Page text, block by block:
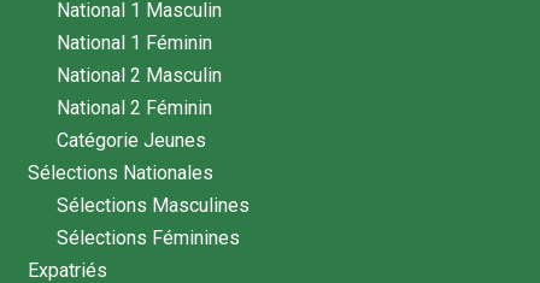
National 1 Masculin
National 1 Féminin
National 2 Masculin
National 2 Féminin
Catégorie Jeunes
Sélections Nationales
Sélections Masculines
Sélections Féminines
Expatriés